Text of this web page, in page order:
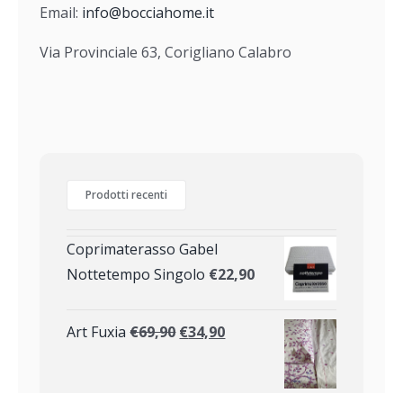
Email: info@bocciahome.it
Via Provinciale 63, Corigliano Calabro
Prodotti recenti
Coprimaterasso Gabel
Nottetempo Singolo €22,90
Art Fuxia €69,90 €34,90